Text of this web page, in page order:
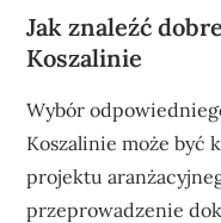
Jak znaleźć
Koszalinie
Wybór
Koszalinie może być
projektu
przeprowadzenie